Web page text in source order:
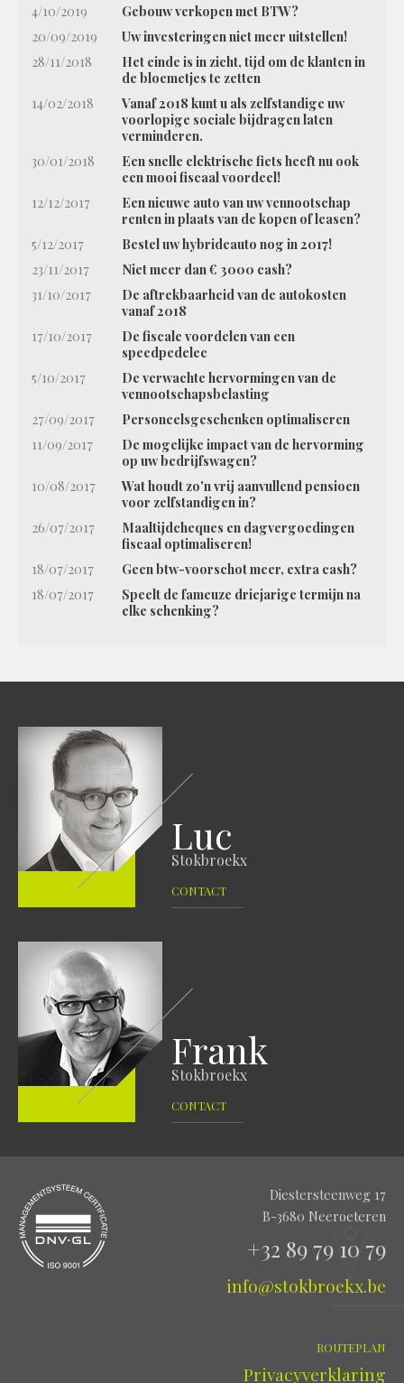
4/10/2019
Gebouw verkopen met BTW?
20/09/2019
Uw investeringen niet meer uitstellen!
28/11/2018
Het einde is in zicht, tijd om de klanten in
de bloemetjes te zetten
14/02/2018
Vanaf 2018 kunt u als zelfstandige uw
voorlopige sociale bijdragen laten
verminderen.
30/01/2018
Een snelle elektrische fiets heeft nu ook
een mooi fiscaal voordeel!
12/12/2017
Een nieuwe auto van uw vennootschap
renten in plaats van de kopen of leasen?
5/12/2017
Bestel uw hybrideauto nog in 2017!
23/11/2017
Niet meer dan € 3000 cash?
31/10/2017
De aftrekbaarheid van de autokosten
vanaf 2018
17/10/2017
De fiscale voordelen van een
speedpedelec
5/10/2017
De verwachte hervormingen van de
vennootschapsbelasting
27/09/2017
Personeelsgeschenken optimaliseren
11/09/2017
De mogelijke impact van de hervorming
op uw bedrijfswagen?
10/08/2017
Wat houdt zo'n vrij aanvullend pensioen
voor zelfstandigen in?
26/07/2017
Maaltijdcheques en dagvergoedingen
fiscaal optimaliseren!
18/07/2017
Geen btw-voorschot meer, extra cash?
18/07/2017
Speelt de fameuze driejarige termijn na
elke schenking?
Luc
Stokbroekx
CONTACT
Frank
Stokbroekx
CONTACT
Diestersteenweg 17
B-3680 Neeroeteren
+32 89 79 10 79
info@stokbroekx.be
ROUTEPLAN
Privacyverklaring